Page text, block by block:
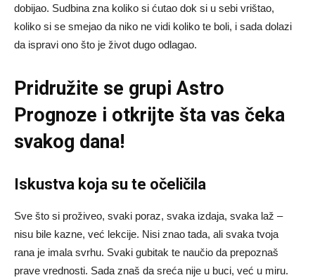
dobijao. Sudbina zna koliko si ćutao dok si u sebi vrištao,
koliko si se smejao da niko ne vidi koliko te boli, i sada dolazi
da ispravi ono što je život dugo odlagao.
Pridružite se grupiAstro
Prognoze i otkrijte šta vas čeka
svakog dana!
Iskustva koja su te očeličila
Sve što si proživeo, svaki poraz, svaka izdaja, svaka laž –
nisu bile kazne, već lekcije. Nisi znao tada, ali svaka tvoja
rana je imala svrhu. Svaki gubitak te naučio da prepoznaš
prave vrednosti. Sada znaš da sreća nije u buci, već u miru.